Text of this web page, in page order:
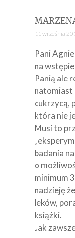
11 września
Pani
na
Panią ale
natomiast
cukrzycą,
która nie
Musi to
badania
o
minimum
nadzieję
leków,
książki.
Jak